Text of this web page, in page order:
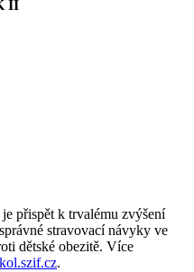
II
přispět k trvalému zvýšení
stravovací návyky ve
dětské obezitě. Více
.